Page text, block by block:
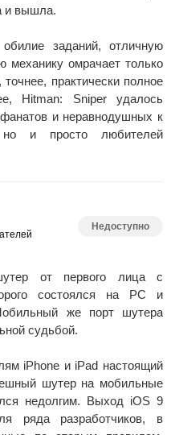
и вышла.
заданий, отличную
механику омрачает только
практически полное
Hitman: Sniper удалось
и неравнодушных к
но и просто любителей
Недоступно
от первого лица с
состоялся на PC и
же порт шутера
судьбой.
iPhone и iPad настоящий
шутер на мобильные
недолгим. Выход iOS 9
ряда разработчиков, в